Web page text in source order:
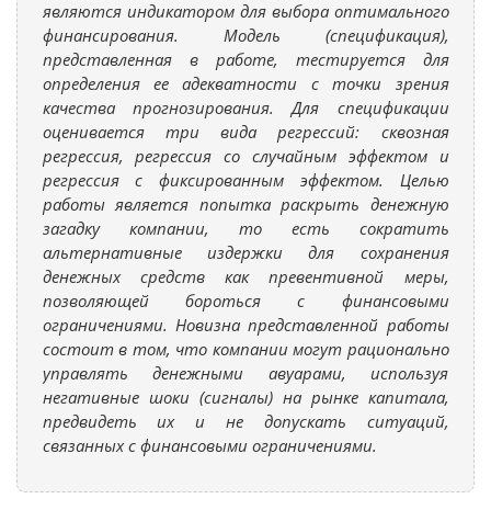
являются индикатором для выбора оптимального
финансирования. Модель (спецификация),
представленная в работе, тестируется для
определения ее адекватности с точки зрения
качества прогнозирования. Для спецификации
оценивается три вида регрессий: сквозная
регрессия, регрессия со случайным эффектом и
регрессия с фиксированным эффектом. Целью
работы является попытка раскрыть денежную
загадку компании, то есть сократить
альтернативные издержки для сохранения
денежных средств как превентивной меры,
позволяющей бороться с финансовыми
ограничениями. Новизна представленной работы
состоит в том, что компании могут рационально
управлять денежными авуарами, используя
негативные шоки (сигналы) на рынке капитала,
предвидеть их и не допускать ситуаций,
связанных с финансовыми ограничениями.